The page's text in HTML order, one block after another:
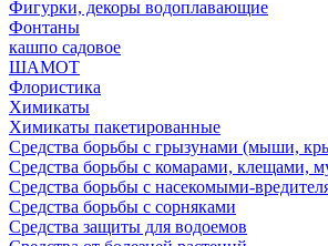
Фигурки, декоры водоплавающие
Фонтаны
кашпо садовое
ШАМОТ
Флористика
Химикаты
Химикаты пакетированные
Средства борьбы с грызунами (мыши,
Средства борьбы с комарами, клещами,
Средства борьбы с насекомыми-
Средства борьбы с сорняками
Средства защиты для водоемов